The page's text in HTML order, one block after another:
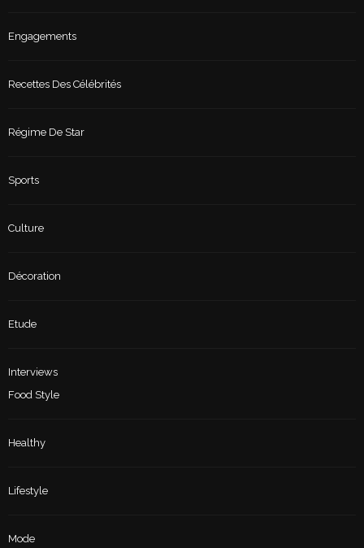
Engagements
Recettes Des Célébrités
Régime De Star
Sports
Culture
Décoration
Etude
Interviews
Food Style
Healthy
Lifestyle
Mode